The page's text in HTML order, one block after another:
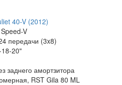
40-V (2012)
V
передачи (3x8)
20"
заднего амортзитора
RST Gila 80 ML